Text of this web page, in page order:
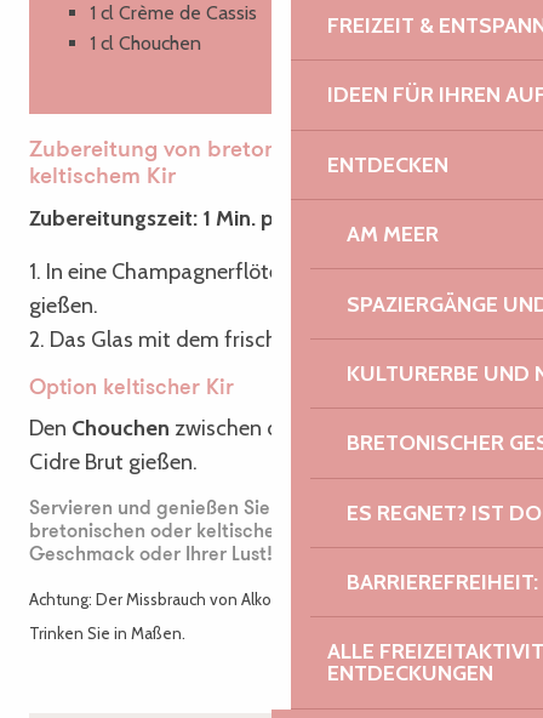
FREIZEIT &
IDEEN FÜR IHREN
ENTDECKEN
AM MEER
SPAZIERGÄNGE
KULTURERBE UND
BRETONISCHER
ES REGNET? IST
ALLE
ENTDECKUNGEN
1 cl Crème de Cassis
1 cl Chouchen
Zubereitung von bretonischem Kir oder
keltischem Kir
Zubereitungszeit: 1 Min. pro Glas.
1. In eine Champagnerflöte die Crème de Cassis
gießen.
2. Das Glas mit dem frischen Cidre brut auffüllen.
Option keltischer Kir
Den Chouchen zwischen die Crème Cassis und den
Cidre Brut gießen.
Servieren und genießen Sie diesen köstlichen
bretonischen oder keltischen Kir ganz nach Ihrem
Geschmack oder Ihrer Lust!
Achtung: Der Missbrauch von Alkohol ist gesundheitsschädlich.
Trinken Sie in Maßen.